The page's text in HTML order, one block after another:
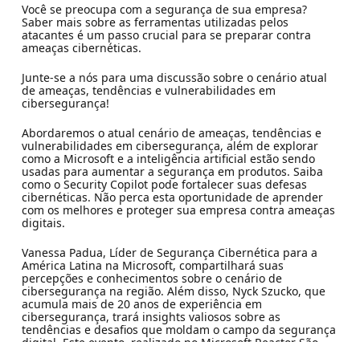
Você se preocupa com a segurança de sua empresa?
Saber mais sobre as ferramentas utilizadas pelos
atacantes é um passo crucial para se preparar contra
ameaças cibernéticas.
Junte-se a nós para uma discussão sobre o cenário atual
de ameaças, tendências e vulnerabilidades em
cibersegurança!
Abordaremos o atual cenário de ameaças, tendências e
vulnerabilidades em cibersegurança, além de explorar
como a Microsoft e a inteligência artificial estão sendo
usadas para aumentar a segurança em produtos. Saiba
como o Security Copilot pode fortalecer suas defesas
cibernéticas. Não perca esta oportunidade de aprender
com os melhores e proteger sua empresa contra ameaças
digitais.
Vanessa Padua, Líder de Segurança Cibernética para a
América Latina na Microsoft, compartilhará suas
percepções e conhecimentos sobre o cenário de
cibersegurança na região. Além disso, Nyck Szucko, que
acumula mais de 20 anos de experiência em
cibersegurança, trará insights valiosos sobre as
tendências e desafios que moldam o campo da segurança